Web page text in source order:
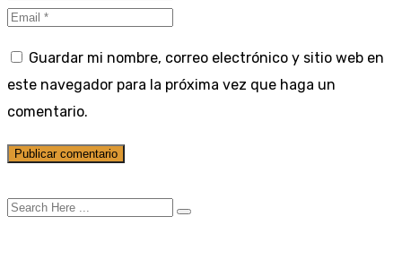
Guardar mi nombre, correo electrónico y sitio web en
este navegador para la próxima vez que haga un
comentario.